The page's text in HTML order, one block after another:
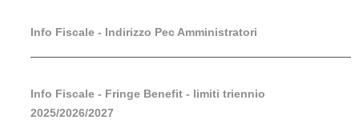
Info Fiscale - Indirizzo Pec Amministratori
Info Fiscale - Fringe Benefit - limiti triennio
2025/2026/2027